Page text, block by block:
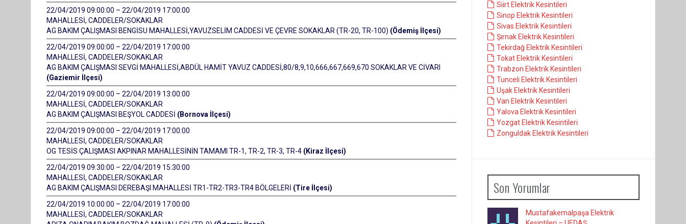
22/04/2019 09:00:00 – 22/04/2019 17:00:00
MAHALLESİ, CADDELER/SOKAKLAR
AG BAKIM ÇALIŞMASI BENGİSU MAHALLESİ,YAVUZSELİM CADDESİ VE ÇEVRE SOKAKLAR (TR-20, TR-100) (Ödemiş İlçesi)
22/04/2019 09:00:00 – 22/04/2019 17:00:00
MAHALLESİ, CADDELER/SOKAKLAR
AG BAKIM ÇALIŞMASI SEVGİ MAHALLESİ,ABDÜL HAMİT YAVUZ CADDESİ,80/8,9,10,666,667,669,670 SOKAKLAR VE CİVARI
(Gaziemir İlçesi)
22/04/2019 09:00:00 – 22/04/2019 13:00:00
MAHALLESİ, CADDELER/SOKAKLAR
AG BAKIM ÇALIŞMASI BEŞYOL CADDESİ (Bornova İlçesi)
22/04/2019 09:00:00 – 22/04/2019 17:00:00
MAHALLESİ, CADDELER/SOKAKLAR
OG TESİS ÇALIŞMASI AKPINAR MAHALLESİNİN TAMAMI TR-1, TR-2, TR-3, TR-4 (Kiraz İlçesi)
22/04/2019 09:30:00 – 22/04/2019 15:30:00
MAHALLESİ, CADDELER/SOKAKLAR
AG BAKIM ÇALIŞMASI DEREBAŞI MAHALLESİ TR1-TR2-TR3-TR4 BÖLGELERİ (Tire İlçesi)
22/04/2019 10:00:00 – 22/04/2019 17:00:00
MAHALLESİ, CADDELER/SOKAKLAR
Siirt Elektrik Kesintileri
Sinop Elektrik Kesintileri
Sivas Elektrik Kesintileri
Şırnak Elektrik Kesintileri
Tekirdağ Elektrik Kesintileri
Tokat Elektrik Kesintileri
Trabzon Elektrik Kesintileri
Tunceli Elektrik Kesintileri
Uşak Elektrik Kesintileri
Van Elektrik Kesintileri
Yalova Elektrik Kesintileri
Yozgat Elektrik Kesintileri
Zonguldak Elektrik Kesintileri
Son Yorumlar
Mustafakemalpaşa Elektrik